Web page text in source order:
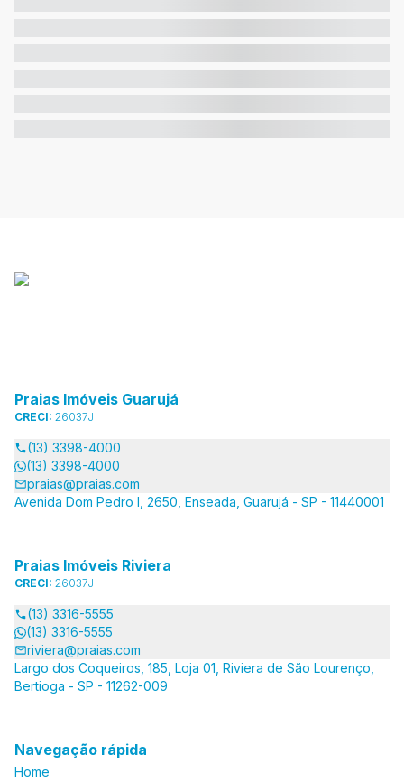
Praias Imóveis Guarujá
CRECI: 26037J
(13) 3398-4000
(13) 3398-4000
praias@praias.com
Avenida Dom Pedro I, 2650, Enseada, Guarujá - SP - 11440001
Praias Imóveis Riviera
CRECI: 26037J
(13) 3316-5555
(13) 3316-5555
riviera@praias.com
Largo dos Coqueiros, 185, Loja 01, Riviera de São Lourenço,
Bertioga - SP - 11262-009
Navegação rápida
Home